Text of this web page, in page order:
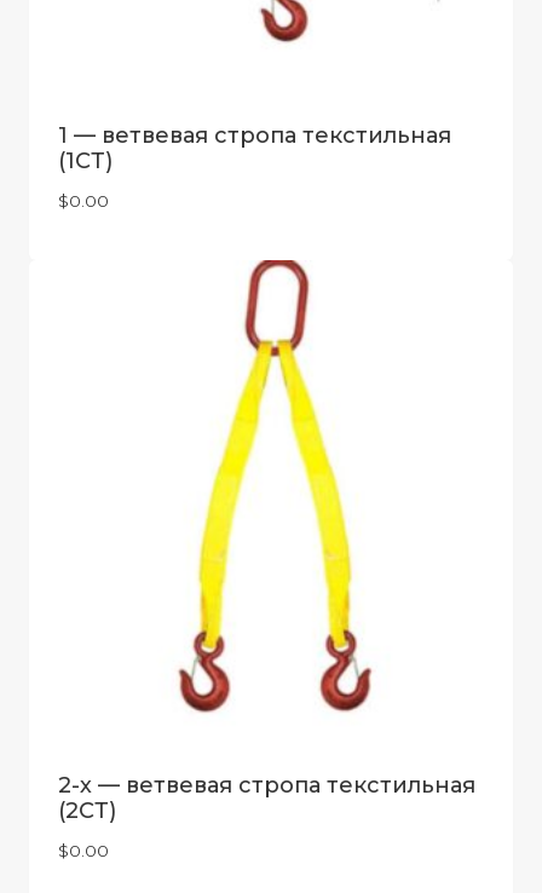
1 — ветвевая стропа текстильная
(1СТ)
$0.00
2-х — ветвевая стропа текстильная
(2СТ)
$0.00